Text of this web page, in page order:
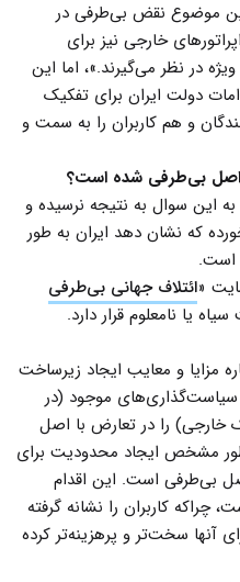
موضوع نقض بی‌طرفی در
خارجی نیز برای
در نظر می‌گیرند.»، اما این
دولت ایران برای تفکیک
و هم کاربران را به سمت و
به اصل بی‌طرفی شده است؟
این سوال به نتیجه نرسیده و
که نشان دهد ایران به طور
است.
«ائتلاف جهانی بی‌طرفی
یا نامعلوم قرار دارد.
مزایا و معایب ایجاد زیرساخت
سیاست‌گذاری‌های موجود (در
خارجی) را در تعارض با اصل
مشخص ایجاد محدودیت برای
بی‌طرفی است. این اقدام
چراکه کاربران را نشانه گرفته
آنها سخت‌تر و پرهزینه‌تر کرده